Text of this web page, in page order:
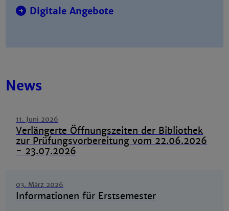
Digitale Angebote
News
11. Juni 2026
Verlängerte Öffnungszeiten der Bibliothek
zur Prüfungsvorbereitung vom 22.06.2026
- 23.07.2026
03. März 2026
Informationen für Erstsemester